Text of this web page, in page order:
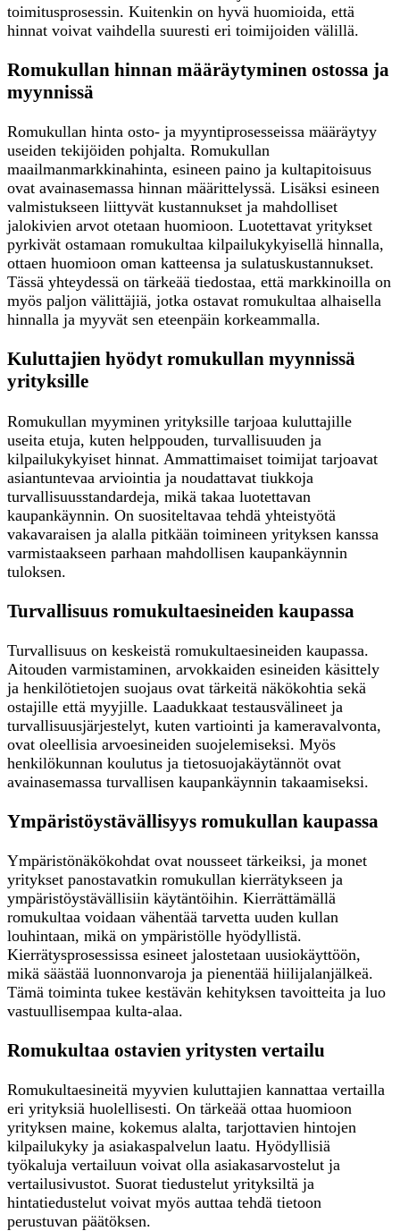
toimitusprosessin. Kuitenkin on hyvä huomioida, että
hinnat voivat vaihdella suuresti eri toimijoiden välillä.
Romukullan hinnan määräytyminen ostossa ja
myynnissä
Romukullan hinta osto- ja myyntiprosesseissa määräytyy
useiden tekijöiden pohjalta. Romukullan
maailmanmarkkinahinta, esineen paino ja kultapitoisuus
ovat avainasemassa hinnan määrittelyssä. Lisäksi esineen
valmistukseen liittyvät kustannukset ja mahdolliset
jalokivien arvot otetaan huomioon. Luotettavat yritykset
pyrkivät ostamaan romukultaa kilpailukykyisellä hinnalla,
ottaen huomioon oman katteensa ja sulatuskustannukset.
Tässä yhteydessä on tärkeää tiedostaa, että markkinoilla on
myös paljon välittäjiä, jotka ostavat romukultaa alhaisella
hinnalla ja myyvät sen eteenpäin korkeammalla.
Kuluttajien hyödyt romukullan myynnissä
yrityksille
Romukullan myyminen yrityksille tarjoaa kuluttajille
useita etuja, kuten helppouden, turvallisuuden ja
kilpailukykyiset hinnat. Ammattimaiset toimijat tarjoavat
asiantuntevaa arviointia ja noudattavat tiukkoja
turvallisuusstandardeja, mikä takaa luotettavan
kaupankäynnin. On suositeltavaa tehdä yhteistyötä
vakavaraisen ja alalla pitkään toimineen yrityksen kanssa
varmistaakseen parhaan mahdollisen kaupankäynnin
tuloksen.
Turvallisuus romukultaesineiden kaupassa
Turvallisuus on keskeistä romukultaesineiden kaupassa.
Aitouden varmistaminen, arvokkaiden esineiden käsittely
ja henkilötietojen suojaus ovat tärkeitä näkökohtia sekä
ostajille että myyjille. Laadukkaat testausvälineet ja
turvallisuusjärjestelyt, kuten vartiointi ja kameravalvonta,
ovat oleellisia arvoesineiden suojelemiseksi. Myös
henkilökunnan koulutus ja tietosuojakäytännöt ovat
avainasemassa turvallisen kaupankäynnin takaamiseksi.
Ympäristöystävällisyys romukullan kaupassa
Ympäristönäkökohdat ovat nousseet tärkeiksi, ja monet
yritykset panostavatkin romukullan kierrätykseen ja
ympäristöystävällisiin käytäntöihin. Kierrättämällä
romukultaa voidaan vähentää tarvetta uuden kullan
louhintaan, mikä on ympäristölle hyödyllistä.
Kierrätysprosessissa esineet jalostetaan uusiokäyttöön,
mikä säästää luonnonvaroja ja pienentää hiilijalanjälkeä.
Tämä toiminta tukee kestävän kehityksen tavoitteita ja luo
vastuullisempaa kulta-alaa.
Romukultaa ostavien yritysten vertailu
Romukultaesineitä myyvien kuluttajien kannattaa vertailla
eri yrityksiä huolellisesti. On tärkeää ottaa huomioon
yrityksen maine, kokemus alalta, tarjottavien hintojen
kilpailukyky ja asiakaspalvelun laatu. Hyödyllisiä
työkaluja vertailuun voivat olla asiakasarvostelut ja
vertailusivustot. Suorat tiedustelut yrityksiltä ja
hintatiedustelut voivat myös auttaa tehdä tietoon
perustuvan päätöksen.